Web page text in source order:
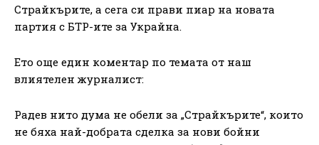
Страйкърите, а сега си прави пиар на новата
партия с БТР-ите за Украйна.
Ето още един коментар по темата от наш
влиятелен журналист:
Радев нито дума не обели за „Страйкърите“, които
не бяха най-добрата сделка за нови бойни